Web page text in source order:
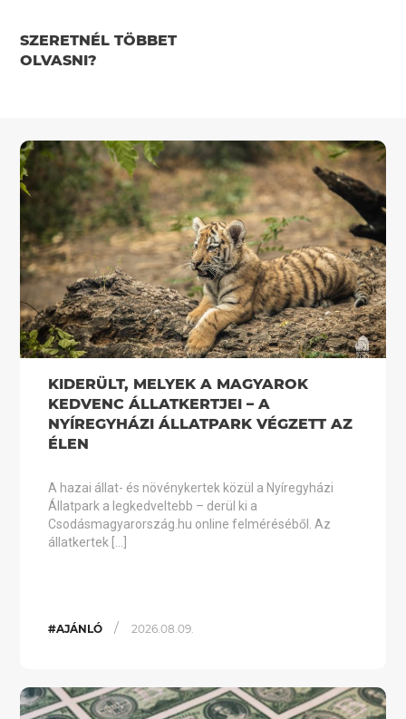
SZERETNÉL TÖBBET
OLVASNI?
KIDERÜLT, MELYEK A MAGYAROK
KEDVENC ÁLLATKERTJEI – A
NYÍREGYHÁZI ÁLLATPARK VÉGZETT AZ
ÉLEN
A hazai állat- és növénykertek közül a Nyíregyházi
Állatpark a legkedveltebb – derül ki a
Csodásmagyarország.hu online felméréséből. Az
állatkertek […]
#AJÁNLÓ / 2026.08.09.